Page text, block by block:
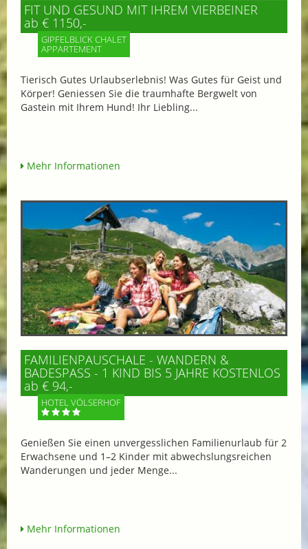
FIT UND GESUND MIT IHREM VIERBEINER
ab € 1150,-
GIPFELBLICK CHALET
APPARTEMENT
Tierisch Gutes Urlaubserlebnis! Was Gutes für Geist und
Körper! Geniessen Sie die traumhafte Bergwelt von
Gastein mit Ihrem Hund! Ihr Liebling...
Mehr Informationen
FAMILIENPAUSCHALE - WANDERN &
BADESPASS - 1 KIND BIS 5 JAHRE KOSTENLOS
ab € 94,-
HOTEL VÖLSERHOF
Genießen Sie einen unvergesslichen Familienurlaub für 2
Erwachsene und 1–2 Kinder mit abwechslungsreichen
Wanderungen und jeder Menge...
Mehr Informationen